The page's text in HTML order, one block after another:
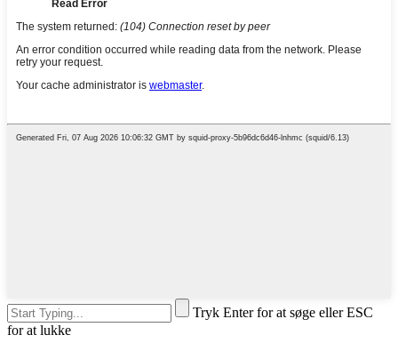
Tryk Enter for at søge eller ESC
for at lukke